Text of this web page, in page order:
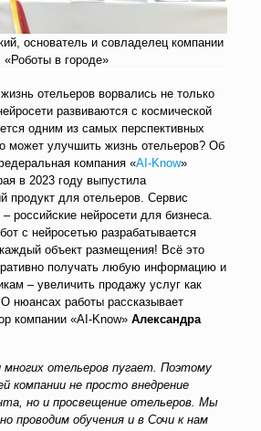
основатель и совладелец компании
«Роботы в городе»
отельеров ворвались не только
развиваются с космической
одним из самых перспективных
может улучшить жизнь отельеров? Об
компания «AI-Know»
в 2023 году выпустила
продукт для отельеров. Сервис
российские нейросети для бизнеса.
с нейросетью разрабатывается
объект размещения! Всё это
получать любую информацию и
– увеличить продажу услуг как
нюансах работы рассказывает
компании «AI-Know» Александра
отельеров пугает. Поэтому
компании не просто внедрение
но и просвещение отельеров. Мы
проводим обучения и в Сочи к нам